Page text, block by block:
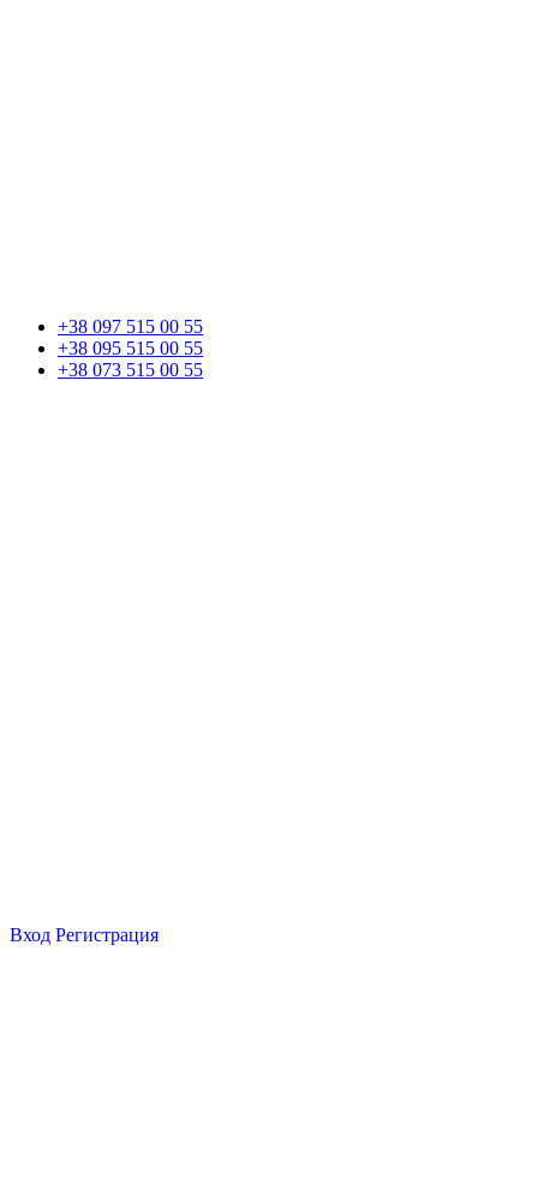
+38 097 515 00 55
+38 095 515 00 55
+38 073 515 00 55
Вход Регистрация